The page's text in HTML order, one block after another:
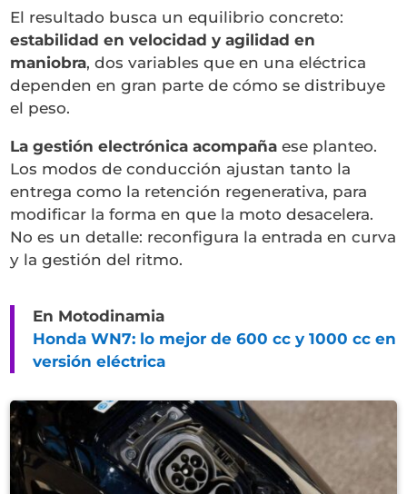
El resultado busca un equilibrio concreto:
estabilidad en velocidad y agilidad en
maniobra, dos variables que en una eléctrica
dependen en gran parte de cómo se distribuye
el peso.
La gestión electrónica acompaña ese planteo.
Los modos de conducción ajustan tanto la
entrega como la retención regenerativa, para
modificar la forma en que la moto desacelera.
No es un detalle: reconfigura la entrada en curva
y la gestión del ritmo.
En Motodinamia
Honda WN7: lo mejor de 600 cc y 1000 cc en
versión eléctrica